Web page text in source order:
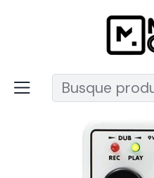
Recuerda que ahora
Instrumentos
Pedal Loop Nano